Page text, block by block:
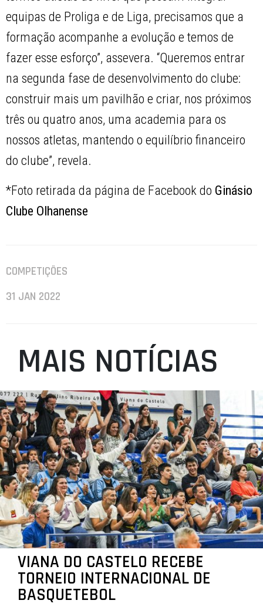
equipas de Proliga e de Liga, precisamos que a
formação acompanhe a evolução e temos de
fazer esse esforço”, assevera. “Queremos entrar
na segunda fase de desenvolvimento do clube:
construir mais um pavilhão e criar, nos próximos
três ou quatro anos, uma academia para os
nossos atletas, mantendo o equilíbrio financeiro
do clube”, revela.
*Foto retirada da página de Facebook do Ginásio
Clube Olhanense
COMPETIÇÕES
31 JAN 2022
MAIS NOTÍCIAS
VIANA DO CASTELO RECEBE
TORNEIO INTERNACIONAL DE
BASQUETEBOL